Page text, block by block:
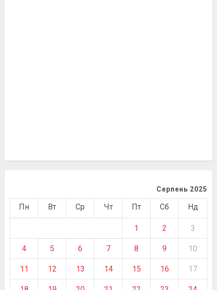
Серпень 2025
Пн Вт Ср Чт Пт Сб Нд
1 2 3
4 5 6 7 8 9 10
11 12 13 14 15 16 17